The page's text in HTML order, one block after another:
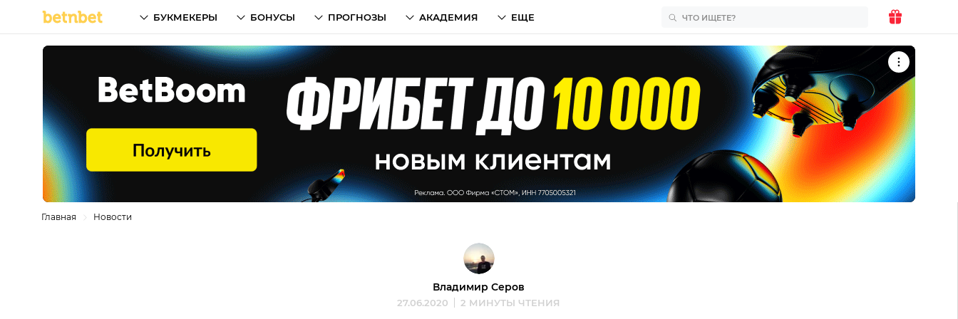
БУКМЕКЕРЫ БОНУСЫ ПРОГНОЗЫ АКАДЕМИЯ ЕЩЕ
Главная Новости
Владимир Серов
27.06.2020 2 МИНУТЫ ЧТЕНИЯ